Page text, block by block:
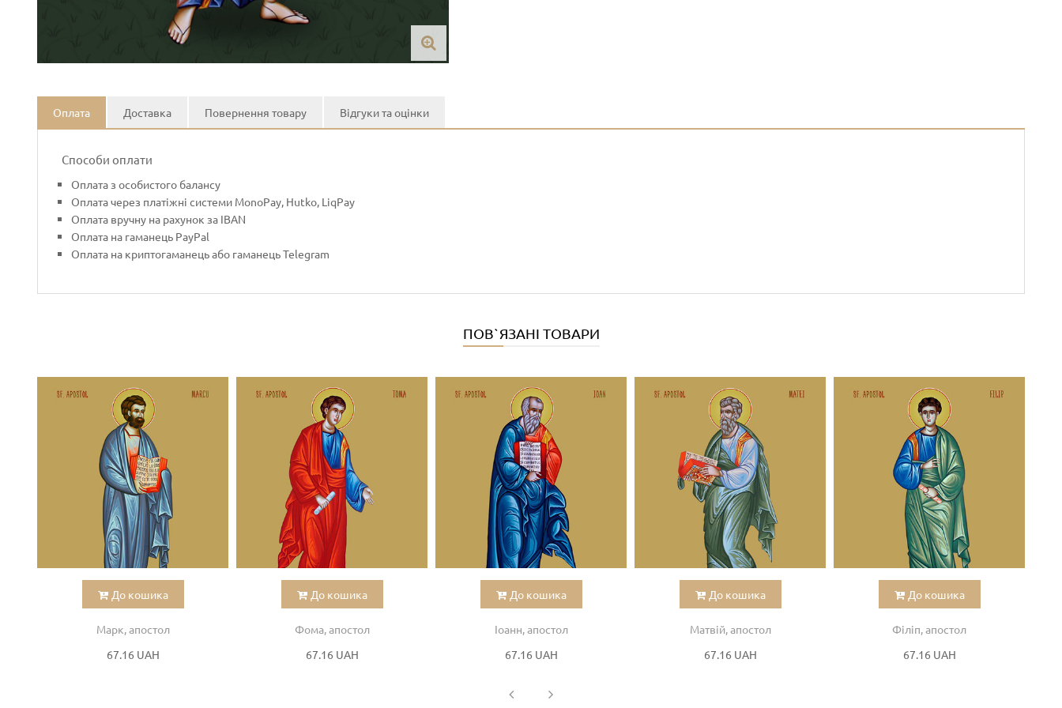
Оплата Доставка Повернення товару Відгуки та оцінки
Способи оплати
Оплата з особистого балансу
Оплата через платіжні системи MonoPay, Hutko, LiqPay
Оплата вручну на рахунок за IBAN
Оплата на гаманець PayPal
Оплата на криптогаманець або гаманець Telegram
ПОВ`ЯЗАНІ ТОВАРИ
До кошика
Марк, апостол
67.16 UAH
До кошика
Фома, апостол
67.16 UAH
До кошика
Іоанн, апостол
67.16 UAH
До кошика
Матвій, апостол
67.16 UAH
До кошика
Філіп, апостол
67.16 UAH